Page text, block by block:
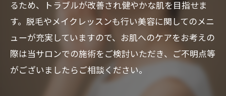
るため、トラブルが改善され健やかな肌を目指せま
す。脱毛やメイクレッスンも行い美容に関してのメニ
ューが充実していますので、お肌へのケアをお考えの
際は当サロンでの施術をご検討いただき、ご不明点等
がございましたらご相談ください。